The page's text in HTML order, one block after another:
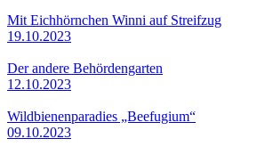
Mit Eichhörnchen Winni auf Streifzug
19.10.2023
Der andere Behördengarten
12.10.2023
Wildbienenparadies „Beefugium“
09.10.2023